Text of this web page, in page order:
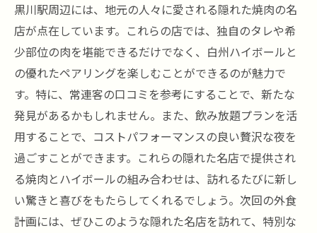
黒川駅周辺には、地元の人々に愛される隠れた焼肉の名
店が点在しています。これらの店では、独自のタレや希
少部位の肉を堪能できるだけでなく、白州ハイボールと
の優れたペアリングを楽しむことができるのが魅力で
す。特に、常連客の口コミを参考にすることで、新たな
発見があるかもしれません。また、飲み放題プランを活
用することで、コストパフォーマンスの良い贅沢な夜を
過ごすことができます。これらの隠れた名店で提供され
る焼肉とハイボールの組み合わせは、訪れるたびに新し
い驚きと喜びをもたらしてくれるでしょう。次回の外食
計画には、ぜひこのような隠れた名店を訪れて、特別な